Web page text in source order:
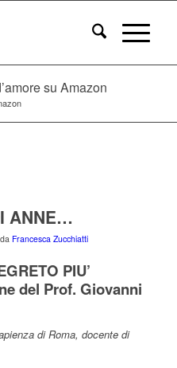
su Amazon
ANNE…
da Francesca Zucchiatti
PIU’
del Prof. Giovanni
di Roma, docente di